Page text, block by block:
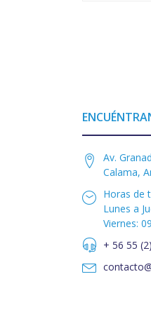
Av.
Calama,
Horas de
Lunes a
Viernes:
+ 56 55